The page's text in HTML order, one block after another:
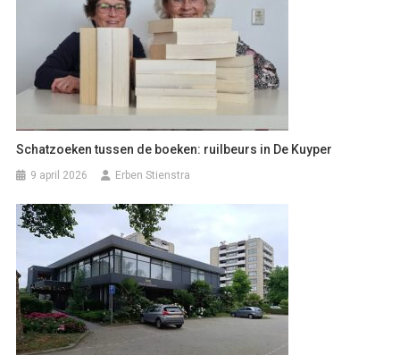
Schatzoeken tussen de boeken: ruilbeurs in De Kuyper
9 april 2026 Erben Stienstra